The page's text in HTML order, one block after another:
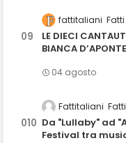
fattitaliani
LE DIECI
BIANCA
04 agosto
Fattitaliani
Da "Lullaby" ad
Festival tra